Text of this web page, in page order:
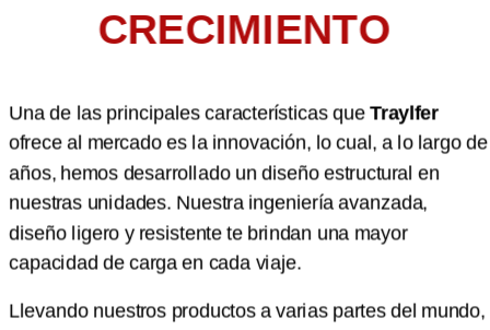
CRECIMIENTO
Una de las principales características queTraylfer
ofrece al mercado es la innovación, lo cual, a lo largo de
años, hemos desarrollado un diseño estructural en
nuestras unidades. Nuestra ingeniería avanzada,
diseño ligero y resistente te brindan una mayor
capacidad de carga en cada viaje.
Llevando nuestros productos a varias partes del mundo,